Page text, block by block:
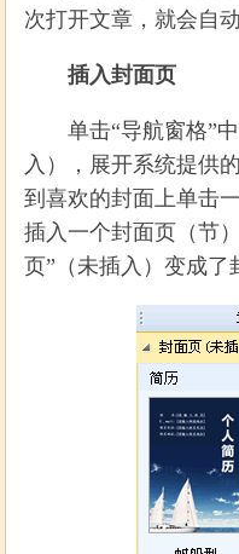
次打开文章，就会自
插入封面页
单击“导航窗格”中
入），展开系统提供
到喜欢的封面上单击
插入一个封面页（节
页”（未插入）变成了